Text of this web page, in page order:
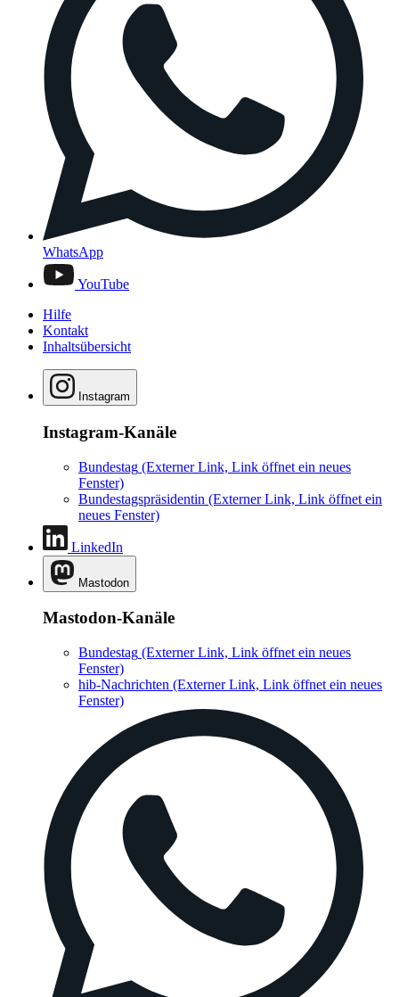
WhatsApp
YouTube
Hilfe
Kontakt
Inhaltsübersicht
Instagram
Instagram-Kanäle
Bundestag (Externer Link, Link öffnet ein neues
Fenster)
Bundestagspräsidentin (Externer Link, Link öffnet ein
neues Fenster)
LinkedIn
Mastodon
Mastodon-Kanäle
Bundestag (Externer Link, Link öffnet ein neues
Fenster)
hib-Nachrichten (Externer Link, Link öffnet ein neues
Fenster)